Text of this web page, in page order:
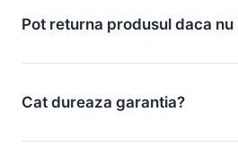
Pot returna produsul daca
Cat dureaza garantia?